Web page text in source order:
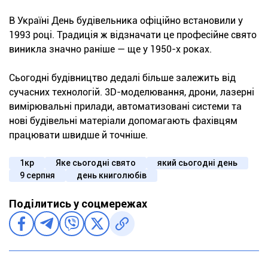
В Україні День будівельника офіційно встановили у
1993 році. Традиція ж відзначати це професійне свято
виникла значно раніше — ще у 1950-х роках.
Сьогодні будівництво дедалі більше залежить від
сучасних технологій. 3D-моделювання, дрони, лазерні
вимірювальні прилади, автоматизовані системи та
нові будівельні матеріали допомагають фахівцям
працювати швидше й точніше.
1кр Яке сьогодні свято
який сьогодні день
9 серпня
день книголюбів
Поділитись у соцмережах